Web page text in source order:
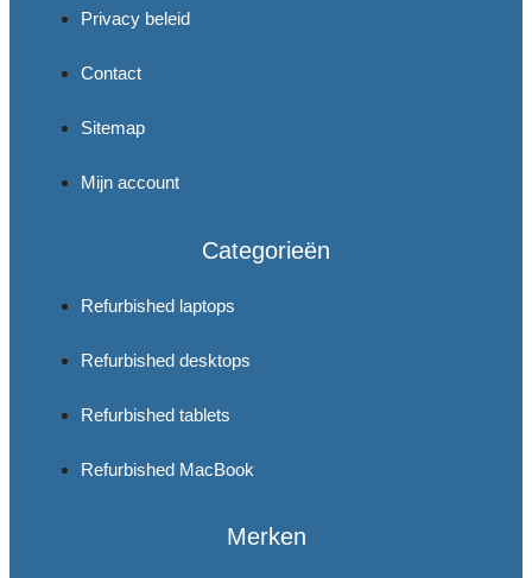
Privacy beleid
Contact
Sitemap
Mijn account
Categorieën
Refurbished laptops
Refurbished desktops
Refurbished tablets
Refurbished MacBook
Merken